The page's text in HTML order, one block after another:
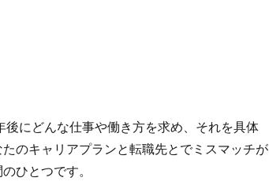
にどんな仕事や働き方を求め、それを具体
のキャリアプランと転職先とでミスマッチが
ひとつです。